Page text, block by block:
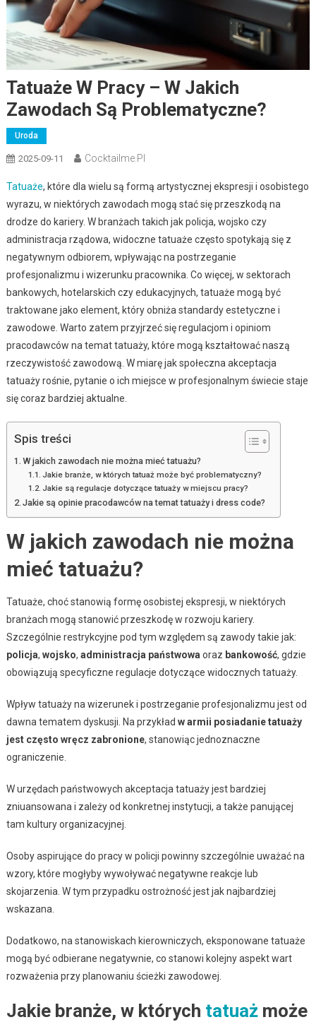
Tatuaże W Pracy – W Jakich
Zawodach Są Problematyczne?
Uroda
2025-09-11 Cocktailme.pl
Tatuaże, które dla wielu są formą artystycznej ekspresji i osobistego
wyrazu, w niektórych zawodach mogą stać się przeszkodą na
drodze do kariery. W branżach takich jak policja, wojsko czy
administracja rządowa, widoczne tatuaże często spotykają się z
negatywnym odbiorem, wpływając na postrzeganie
profesjonalizmu i wizerunku pracownika. Co więcej, w sektorach
bankowych, hotelarskich czy edukacyjnych, tatuaże mogą być
traktowane jako element, który obniża standardy estetyczne i
zawodowe. Warto zatem przyjrzeć się regulacjom i opiniom
pracodawców na temat tatuaży, które mogą kształtować naszą
rzeczywistość zawodową. W miarę jak społeczna akceptacja
tatuaży rośnie, pytanie o ich miejsce w profesjonalnym świecie staje
się coraz bardziej aktualne.
Spis treści
W jakich zawodach nie można mieć tatuażu?
Jakie branże, w których tatuaż może być problematyczny?
Jakie są regulacje dotyczące tatuaży w miejscu pracy?
Jakie są opinie pracodawców na temat tatuaży i dress code?
W jakich zawodach nie można
mieć tatuażu?
Tatuaże, choć stanowią formę osobistej ekspresji, w niektórych
branżach mogą stanowić przeszkodę w rozwoju kariery.
Szczególnie restrykcyjne pod tym względem są zawody takie jak:
policja, wojsko, administracja państwowa oraz bankowość, gdzie
obowiązują specyficzne regulacje dotyczące widocznych tatuaży.
Wpływ tatuaży na wizerunek i postrzeganie profesjonalizmu jest od
dawna tematem dyskusji. Na przykład w armii posiadanie tatuaży
jest często wręcz zabronione, stanowiąc jednoznaczne
ograniczenie.
W urzędach państwowych akceptacja tatuaży jest bardziej
zniuansowana i zależy od konkretnej instytucji, a także panującej
tam kultury organizacyjnej.
Osoby aspirujące do pracy w policji powinny szczególnie uważać na
wzory, które mogłyby wywoływać negatywne reakcje lub
skojarzenia. W tym przypadku ostrożność jest jak najbardziej
wskazana.
Dodatkowo, na stanowiskach kierowniczych, eksponowane tatuaże
mogą być odbierane negatywnie, co stanowi kolejny aspekt wart
rozważenia przy planowaniu ścieżki zawodowej.
Jakie branże, w których tatuażmoże